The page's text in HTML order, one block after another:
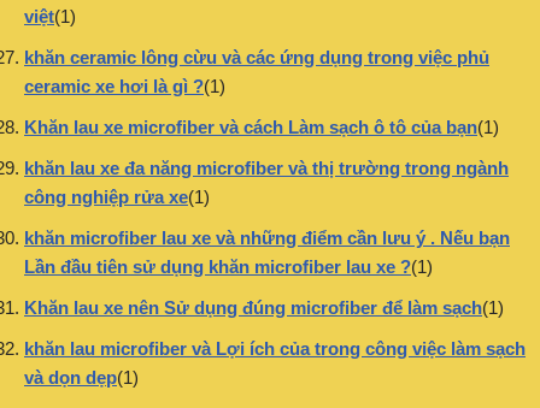
việt(1)
khăn ceramic lông cừu và các ứng dụng trong việc phủ
ceramic xe hơi là gì ?(1)
Khăn lau xe microfiber và cách Làm sạch ô tô của bạn(1)
khăn lau xe đa năng microfiber và thị trường trong ngành
công nghiệp rửa xe(1)
khăn microfiber lau xe và những điểm cần lưu ý . Nếu bạn
Lần đầu tiên sử dụng khăn microfiber lau xe ?(1)
Khăn lau xe nên Sử dụng đúng microfiber để làm sạch(1)
khăn lau microfiber và Lợi ích của trong công việc làm sạch
và dọn dẹp(1)